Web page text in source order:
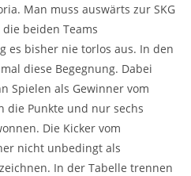
Man muss auswärts zur SKG
beiden Teams
es bisher nie torlos aus. In den
diese Begegnung. Dabei
Spielen als Gewinner vom
die Punkte und nur sechs
Die Kicker vom
nicht unbedingt als
In der Tabelle trennen